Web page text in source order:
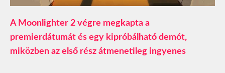
A Moonlighter 2 végre megkapta a
premierdátumát és egy kipróbálható demót,
miközben az első rész átmenetileg ingyenes